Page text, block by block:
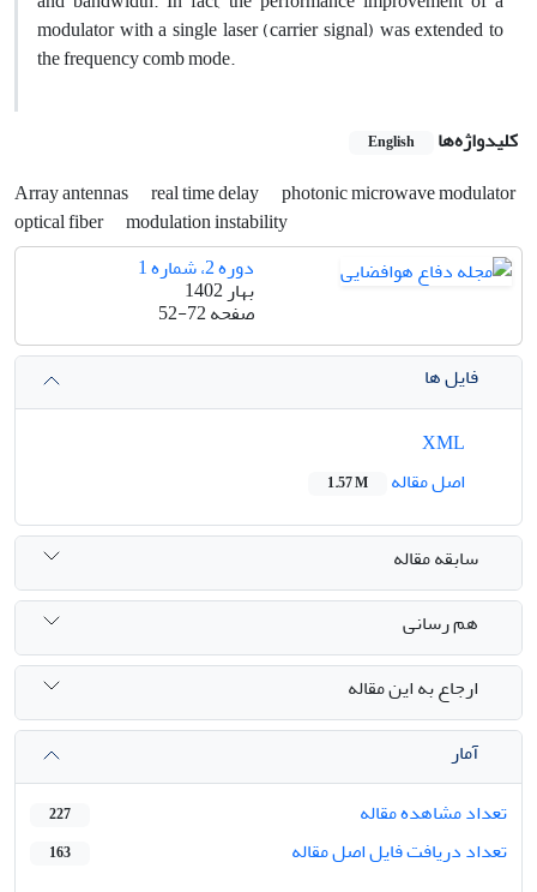
modulator with a single laser (carrier signal) was extended to
the frequency comb mode.
کلیدواژه‌ها English
Array antennas real time delay
photonic microwave modulator
optical fiber modulation instability
دوره 2، شماره 1
بهار 1402
صفحه52-72
فایل ها
اصل مقاله
1.57 M
سابقه مقاله
هم رسانی
ارجاع به این مقاله
آمار
تعداد مشاهده مقاله
227
تعداد دریافت فایل اصل مقاله 163